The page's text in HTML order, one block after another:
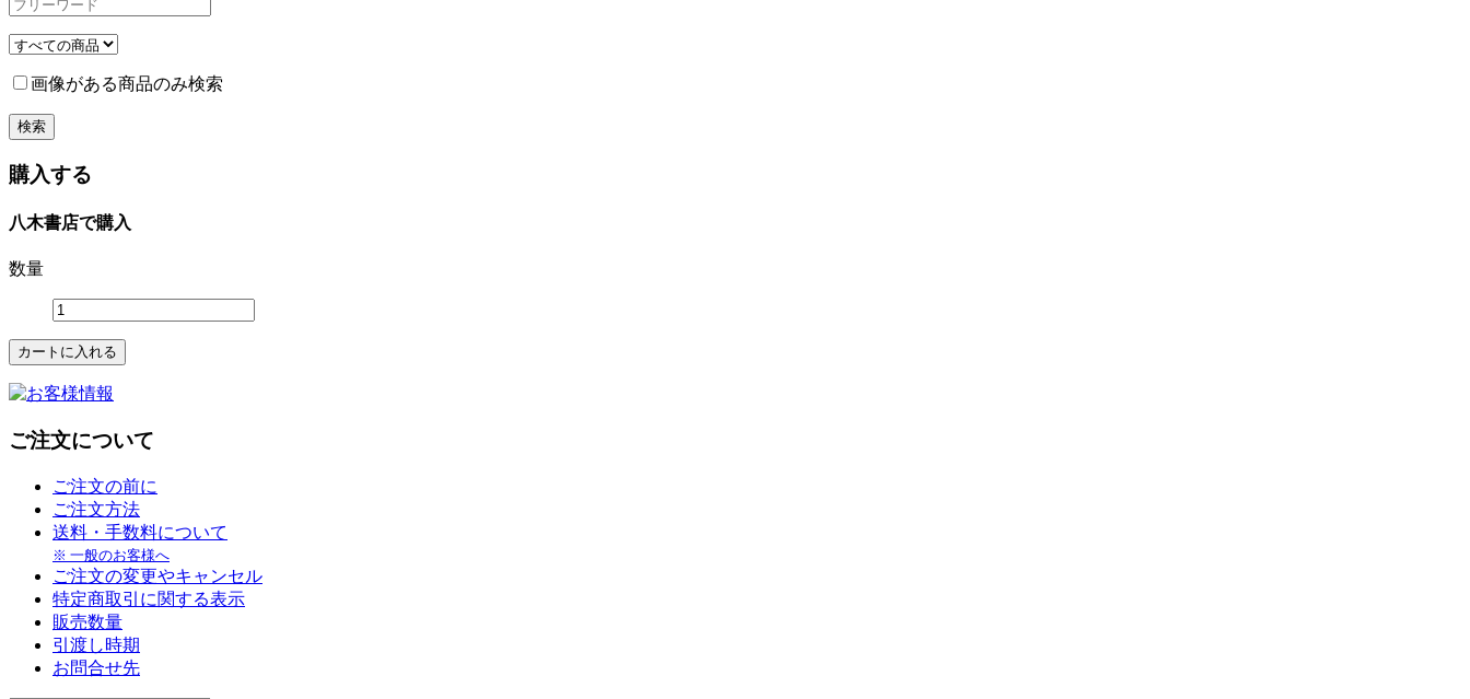
画像がある商品のみ検索
購入する
八木書店で購入
数量
ご注文について
ご注文の前に
ご注文方法
送料・手数料について
※ 一般のお客様へ
ご注文の変更やキャンセル
特定商取引に関する表示
販売数量
引渡し時期
お問合せ先